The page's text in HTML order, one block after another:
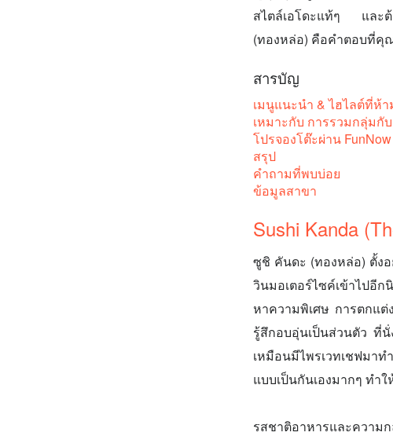
สไตล์เอโดะแท้ๆ และ
(ทองหล่อ) คือคำตอบที่คุ
สารบัญ
เมนูแนะนำ & ไฮไลต์ที่ห้
เหมาะกับ การรวมกลุ่มกั
โปรจองโต๊ะผ่าน FunNow
สรุป
คำถามที่พบบ่อย
ข้อมูลสาขา
Sushi Kanda
ซูชิ คันดะ (ทองหล่อ) ตั้ง
วินมอเตอร์ไซค์เข้าไปอี
หาความพิเศษ การตกแต่
รู้สึกอบอุ่นเป็นส่วนตัว ที่
เหมือนมีไพรเวทเชฟมา
แบบเป็นกันเองมากๆ ทำ
รสชาติอาหารและควา